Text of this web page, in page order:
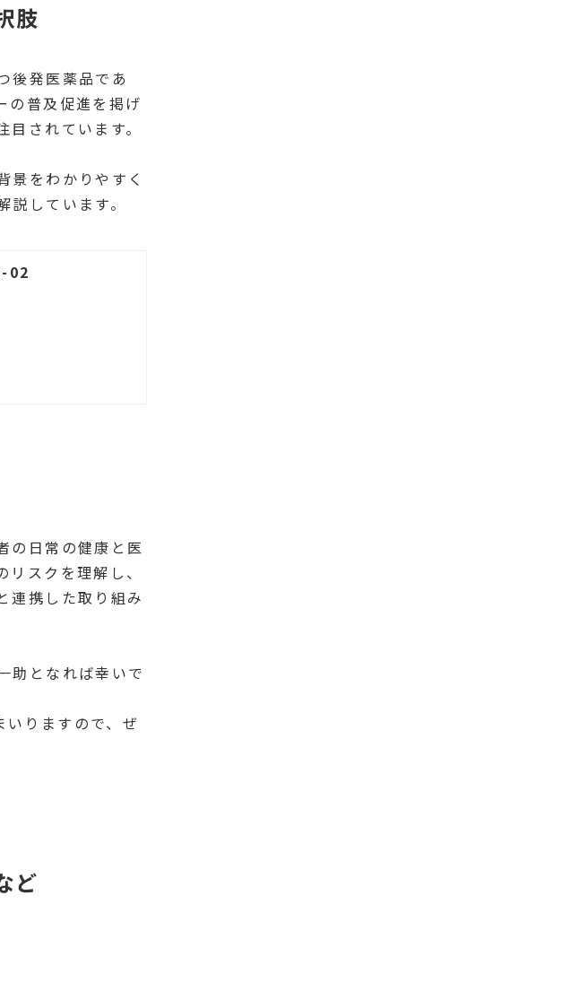
肢
後発医薬品であ
の普及促進を掲げ
されています。
景をわかりやすく
しています。
の日常の健康と医
スクを理解し、
連携した取り組み
助となれば幸いで
りますので、ぜ
ど